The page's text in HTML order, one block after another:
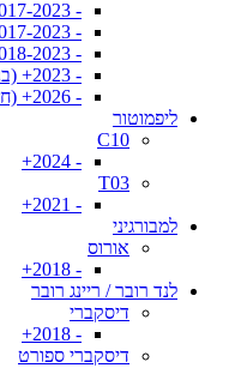
- 2017-2023 (בנזין)
- 2017-2023 (הייבריד)
- 2018-2023 (חשמלית)
- 2023+ (בנזין/הייבריד)
- 2026+ (חשמלית)
ליפמוטור
C10
- 2024+
T03
- 2021+
למבורגיני
אורוס
- 2018+
לנד רובר / ריינג רובר
דיסקברי
- 2018+
דיסקברי ספורט